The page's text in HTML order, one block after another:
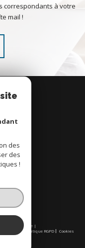
correspondants à votre
mail !
by Google |
Politique RGPD Cookies
des
des
!